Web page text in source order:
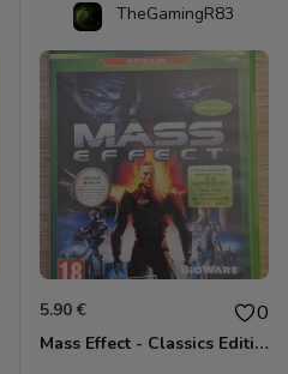
TheGamingR83
5.90 € 0
Mass Effect - Classics Edition Xbox 360